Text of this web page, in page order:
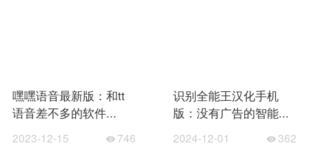
嘿嘿语音最新版：和tt
语音差不多的软件...
2023-12-15 746
识别全能王汉化手机
版：没有广告的智能...
2024-12-01 362